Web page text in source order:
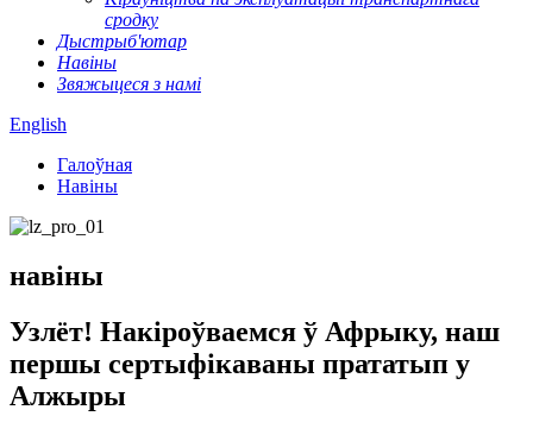
сродку
Дыстрыб'ютар
Навіны
Звяжыцеся з намі
English
Галоўная
Навіны
навіны
Узлёт! Накіроўваемся ў Афрыку, наш
першы сертыфікаваны прататып у
Алжыры